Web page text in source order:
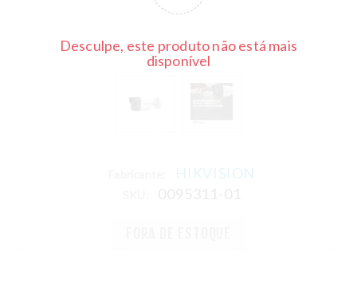
Desculpe, este produto não está mais
disponível
HIKVISION